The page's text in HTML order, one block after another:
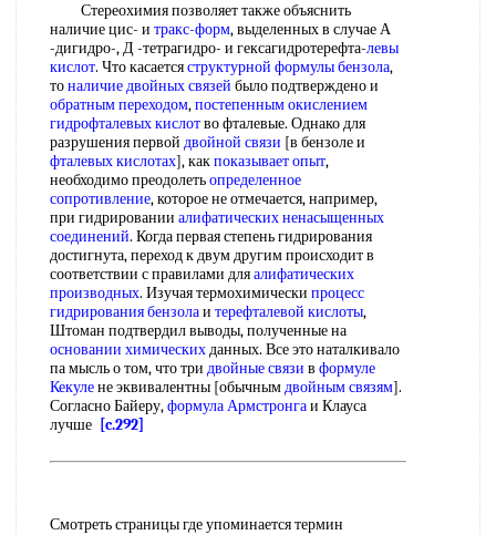
Стереохимия позволяет также объяснить
наличие цис- и тракс-форм, выделенных в случае А
-дигидро-, Д -тетрагидро- и гексагидротерефта-левы
кислот. Что касаетсяструктурной формулы бензола,
тоналичие двойных связей было подтверждено и
обратным переходом,постепенным окислением
гидрофталевых кислотво фталевые. Однако для
разрушения первой двойной связи [в бензоле и
фталевых кислотах], какпоказывает опыт,
необходимо преодолетьопределенное
сопротивление, которое не отмечается, например,
при гидрировании алифатических ненасыщенных
соединений. Когда первая степень гидрирования
достигнута, переход к двум другим происходит в
соответствии с правилами дляалифатических
производных. Изучая термохимически процесс
гидрирования бензолаи терефталевой кислоты,
Штоман подтвердил выводы, полученные на
основании химическихданных. Все это наталкивало
па мысль о том, что три двойные связи в формуле
Кекулене эквивалентны [обычнымдвойным связям].
Согласно Байеру,формула Армстронгаи Клауса
лучше [c.292]
Смотреть страницы где упоминается термин